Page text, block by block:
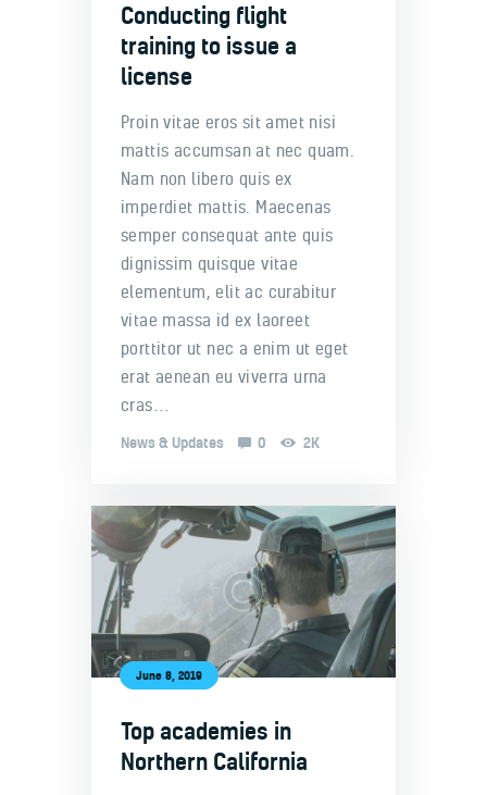
Conducting flight
training to issue a
license
Proin vitae eros sit amet nisi
mattis accumsan at nec quam.
Nam non libero quis ex
imperdiet mattis. Maecenas
semper consequat ante quis
dignissim quisque vitae
elementum, elit ac curabitur
vitae massa id ex laoreet
porttitor ut nec a enim ut eget
erat aenean eu viverra urna
cras…
News & Updates 0 2K
June 8, 2019
Top academies in
Northern California